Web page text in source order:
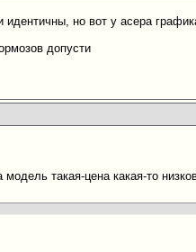
идентичны, но вот у асера
допусти
такая-цена какая-то